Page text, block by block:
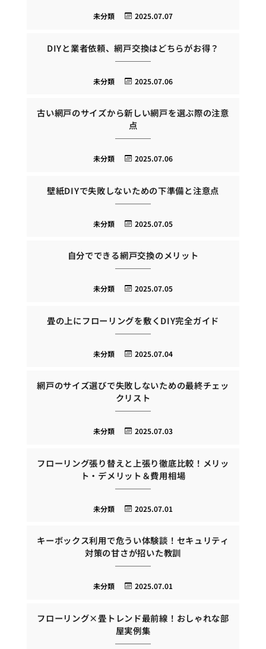
2025.07.07
未分類
DIYと業者依頼、網戸交換はどちらがお得？
2025.07.06
未分類
古い網戸のサイズから新しい網戸を選ぶ際の注意
点
2025.07.06
未分類
壁紙DIYで失敗しないための下準備と注意点
2025.07.05
未分類
自分でできる網戸交換のメリット
2025.07.05
未分類
畳の上にフローリングを敷くDIY完全ガイド
2025.07.04
未分類
網戸のサイズ選びで失敗しないための最終チェッ
クリスト
2025.07.03
未分類
フローリング張り替えと上張り徹底比較！メリッ
ト・デメリット＆費用相場
2025.07.01
未分類
キーボックス利用で危うい体験談！セキュリティ
対策の甘さが招いた教訓
2025.07.01
未分類
フローリング×畳トレンド最前線！おしゃれな部
屋実例集